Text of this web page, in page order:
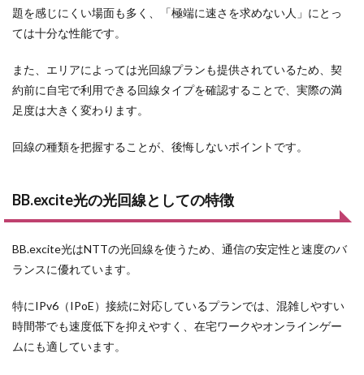
題を感じにくい場面も多く、「極端に速さを求めない人」にとっ
ては十分な性能です。
また、エリアによっては光回線プランも提供されているため、契
約前に自宅で利用できる回線タイプを確認することで、実際の満
足度は大きく変わります。
回線の種類を把握することが、後悔しないポイントです。
BB.excite光の光回線としての特徴
BB.excite光はNTTの光回線を使うため、通信の安定性と速度のバ
ランスに優れています。
特にIPv6（IPoE）接続に対応しているプランでは、混雑しやすい
時間帯でも速度低下を抑えやすく、在宅ワークやオンラインゲー
ムにも適しています。